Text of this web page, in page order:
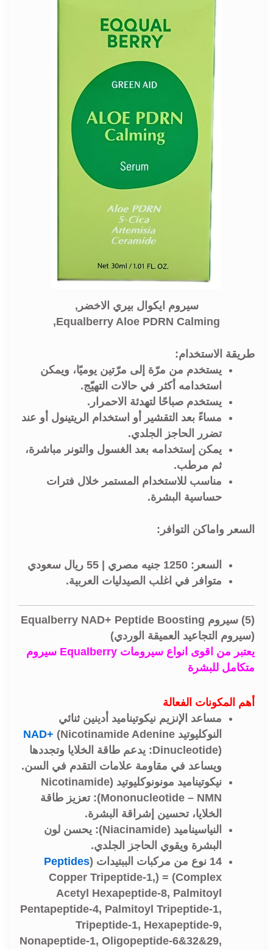
سيروم ايكوال بيري الاخضر,
Equalberry Aloe PDRN Calming,
طريقة الاستخدام:
يستخدم من مرّة إلى مرّتين يوميًا، ويمكن
استخدامه أكثر في حالات التهيّج.
يستخدم صباحًا لتهدئة الاحمرار.
مساءً بعد التقشير أو استخدام الريتينول أو عند
تضرر الحاجز الجلدي.
يمكن إستخدامه بعد الغسول والتونر مباشرة،
ثم مرطب.
مناسب للاستخدام المستمر خلال فترات
حساسية البشرة.
السعر واماكن التوافر:
السعر:
متوافر في اغلب الصيدليات العربية.
(5) سيروم Equalberry NAD+ Peptide Boosting
(سيروم التجاعيد العميقة الوردي)
يعتبر من اقوى انواع سيرومات Equalberry سيروم
متكامل للبشرة
أهم المكونات الفعالة
مساعد الإنزيم نيكوتيناميد أدينين ثنائي
النوكليوتيد
NAD+ ‎ (Nicotinamide Adenine
Dinucleotide): يدعم طاقة الخلايا وتجددها
ويساعد في مقاومة علامات التقدم في السن.
نيكوتيناميد مونونوكليوتيد (Nicotinamide
Mononucleotide – NMN): تعزيز طاقة
الخلايا، تحسين إشراقة البشرة.
النياسيناميد (Niacinamide): يحسن لون
البشرة ويقوي الحاجز الجلدي.
14 نوع من مركبات الببتيدات (
Peptides
Complex
) = (Copper Tripeptide-1,
Acetyl Hexapeptide-8, Palmitoyl
Pentapeptide-4, Palmitoyl Tripeptide-1,
Tripeptide-1, Hexapeptide-9,
Nonapeptide-1, Oligopeptide-6&32&29,